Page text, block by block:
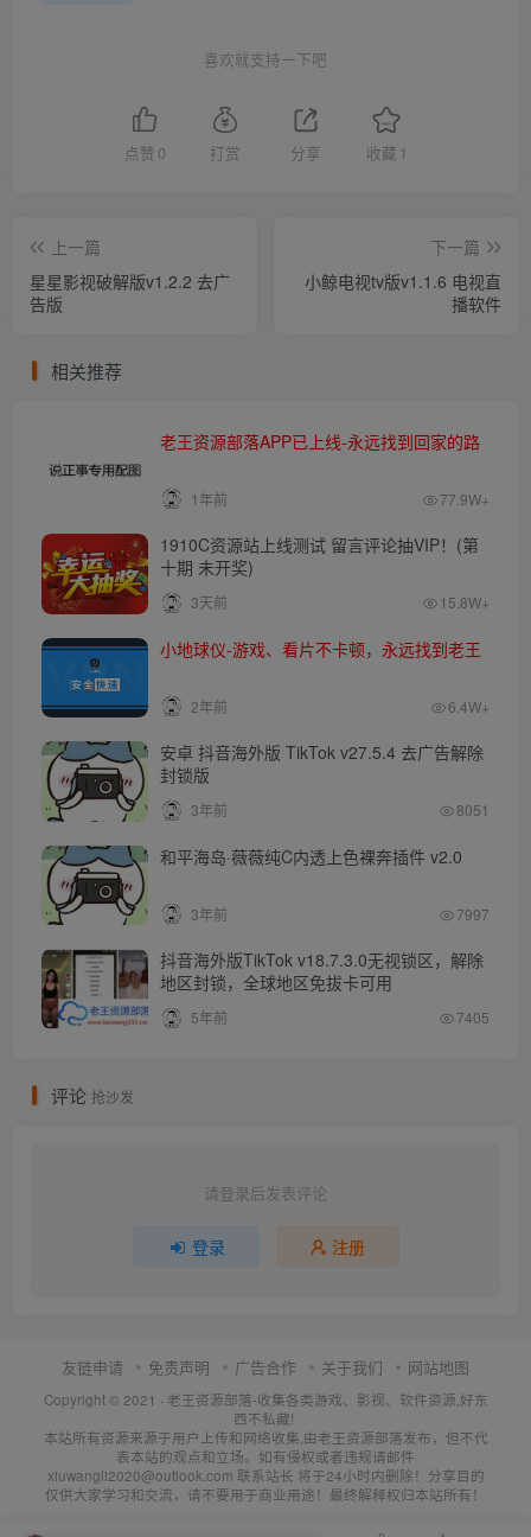
喜欢就支持一下吧
点赞 0 打赏 分享 收藏 1
上一篇
星星影视破解版v1.2.2 去广
告版
下一篇
小鲸电视tv版v1.1.6 电视直
播软件
相关推荐
老王资源部落APP已上线-永远找到回家的路
1年前 77.9W+
1910C资源站上线测试 留言评论抽VIP！(第
十期 未开奖)
3天前 15.8W+
小地球仪-游戏、看片不卡顿，永远找到老王
2年前 6.4W+
安卓 抖音海外版 TikTok v27.5.4 去广告解除
封锁版
3年前 8051
和平海岛·薇薇纯C内透上色裸奔插件 v2.0
3年前 7997
抖音海外版TikTok v18.7.3.0无视锁区，解除
地区封锁，全球地区免拔卡可用
5年前 7405
评论 抢沙发
请登录后发表评论
登录 注册
友链申请 免责声明 广告合作 关于我们 网站地图
Copyright © 2021 · 老王资源部落-收集各类游戏、影视、软件资源,好东
西不私藏!
本站所有资源来源于用户上传和网络收集,由老王资源部落发布，但不代
表本站的观点和立场。如有侵权或者违规请邮件
xiuwangli2020@outlook.com 联系站长 将于24小时内删除！分享目的
仅供大家学习和交流，请不要用于商业用途！最终解释权归本站所有！